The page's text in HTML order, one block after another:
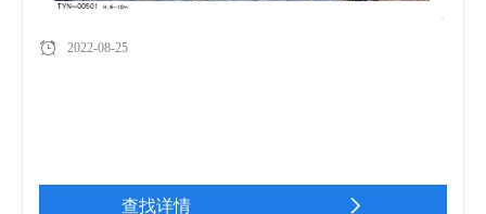
2022-08-25
查找详情